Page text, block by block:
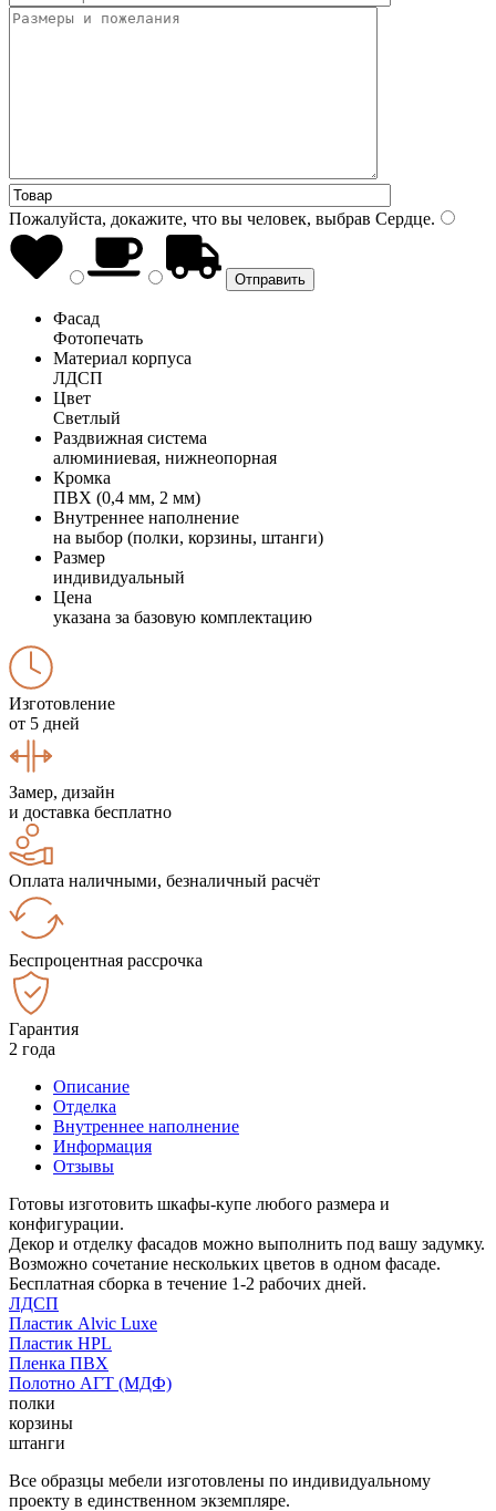
Пожалуйста, докажите, что вы человек, выбрав Сердце.
Фасад
Фотопечать
Материал корпуса
ЛДСП
Цвет
Светлый
Раздвижная система
алюминиевая, нижнеопорная
Кромка
ПВХ (0,4 мм, 2 мм)
Внутреннее наполнение
на выбор (полки, корзины, штанги)
Размер
индивидуальный
Цена
указана за базовую комплектацию
Изготовление
от 5 дней
Замер, дизайн
и доставка бесплатно
Оплата наличными, безналичный расчёт
Беспроцентная рассрочка
Гарантия
2 года
Описание
Отделка
Внутреннее наполнение
Информация
Отзывы
Готовы изготовить шкафы-купе любого размера и
конфигурации.
Декор и отделку фасадов можно выполнить под вашу задумку.
Возможно сочетание нескольких цветов в одном фасаде.
Бесплатная сборка в течение 1-2 рабочих дней.
ЛДСП
Пластик Alvic Luxe
Пластик HPL
Пленка ПВХ
Полотно АГТ (МДФ)
полки
корзины
штанги
Все образцы мебели изготовлены по индивидуальному
проекту в единственном экземпляре.